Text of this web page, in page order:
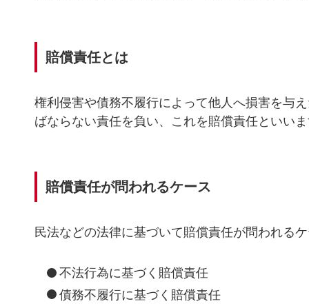
賠償責任とは
権利侵害や債務不履行によって他人へ損害を与
ばならない責任を負い、これを賠償責任といい
賠償責任が問われるケース
民法などの法律に基づいて賠償責任が問われる
不法行為に基づく賠償責任
債務不履行に基づく賠償責任